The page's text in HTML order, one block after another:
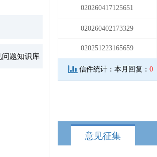
题知识库
020260417125651
020260402173329
020251223165659
信件统计： 本月回复： 0
意见征集